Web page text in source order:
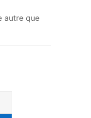
autre que